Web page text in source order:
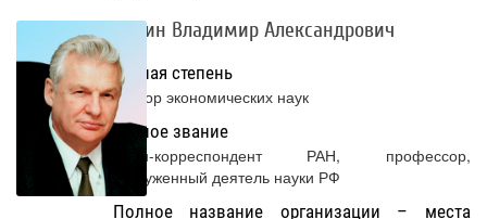
Ильин Владимир Александрович
Ученая степень
Доктор экономических наук
Ученое звание
заслуженный деятель науки РФ
Полное название организации – места